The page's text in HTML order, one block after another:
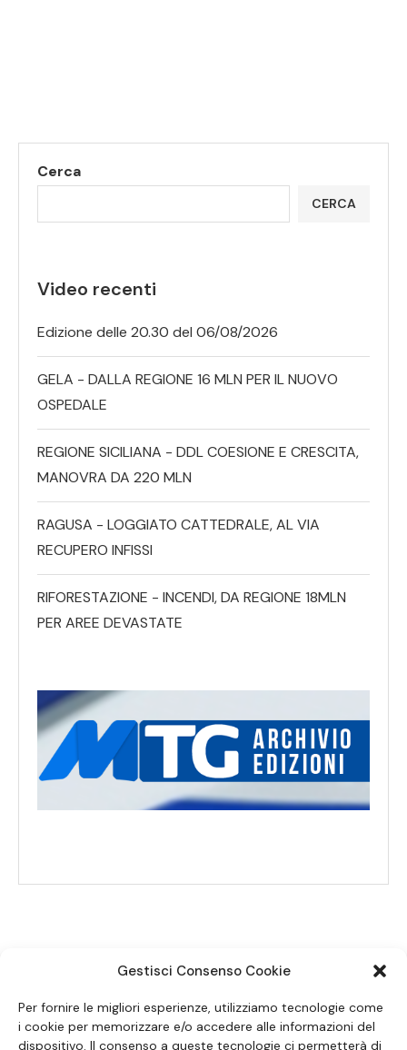
Gestisci Consenso Cookie
Per fornire le migliori esperienze, utilizziamo tecnologie come
i cookie per memorizzare e/o accedere alle informazioni del
dispositivo. Il consenso a queste tecnologie ci permetterà di
Cerca
CERCA
Video recenti
Edizione delle 20.30 del 06/08/2026
GELA - DALLA REGIONE 16 MLN PER IL NUOVO
OSPEDALE
REGIONE SICILIANA - DDL COESIONE E CRESCITA,
MANOVRA DA 220 MLN
RAGUSA - LOGGIATO CATTEDRALE, AL VIA
RECUPERO INFISSI
RIFORESTAZIONE - INCENDI, DA REGIONE 18MLN
PER AREE DEVASTATE
SEGUICI SUI SOCIAL